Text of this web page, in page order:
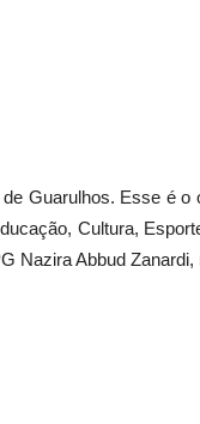
Guarulhos. Esse é o
Cultura,
Nazira Abbud Zanardi,